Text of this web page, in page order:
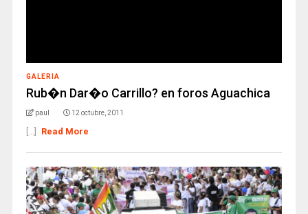
GALERIA
Rub�n Dar�o Carrillo? en foros Aguachica
paul 12 octubre, 2011
[...] Read More